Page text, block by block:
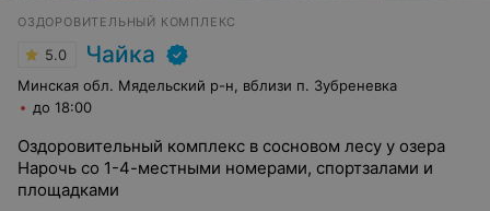
ОЗДОРОВИТЕЛЬНЫЙ КОМПЛЕКС
5.0 Чайка
Минская обл. Мядельский р-н, вблизи п. Зубреневка
до 18:00
Оздоровительный комплекс в сосновом лесу у озера
Нарочь со 1-4-местными номерами, спортзалами и
площадками